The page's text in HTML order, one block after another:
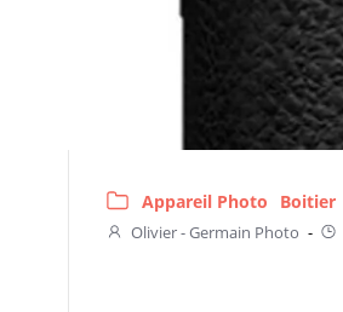
Appareil Photo Boitier
Olivier - Germain Photo -